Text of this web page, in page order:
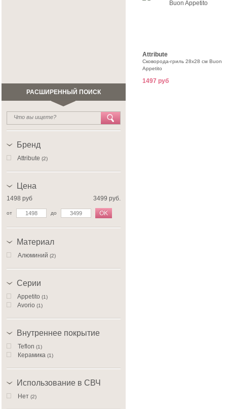
РАСШИРЕННЫЙ ПОИСК
Бренд
Attribute (2)
Цена
1498 руб 3499 руб.
от до OK
Материал
Алюминий (2)
Серии
Appetito (1)
Avorio (1)
Внутреннее покрытие
Teflon (1)
Керамика (1)
Использование в СВЧ
Нет (2)
Attribute
Сковорода-гриль 28х28 см Buon
Appetito
1497 руб